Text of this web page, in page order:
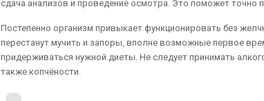
сдача анализов и проведение осмотра. Это поможет точно
Постепенно организм привыкает функционировать без
перестанут мучить и запоры, вполне возможные первое
придерживаться нужной диеты. Не следует принимать
также копчёности.